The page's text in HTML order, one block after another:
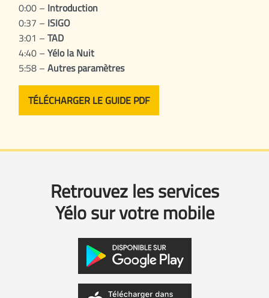
0:00 – Introduction
0:37 – ISIGO
3:01 – TAD
4:40 – Yélo la Nuit
5:58 – Autres paramètres
TÉLÉCHARGER LE GUIDE PDF
Retrouvez les services
Yélo sur votre mobile